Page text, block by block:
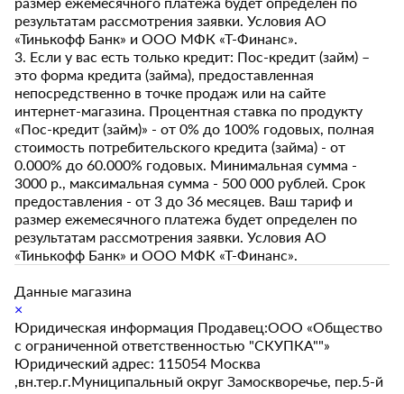
результатам рассмотрения заявки. Условия АО
«Тинькофф Банк» и ООО МФК «Т-Финанс».
3. Если у вас есть только кредит: Пос-кредит (займ) –
это форма кредита (займа), предоставленная
непосредственно в точке продаж или на сайте
интернет-магазина. Процентная ставка по продукту
«Пос-кредит (займ)» - от 0% до 100% годовых, полная
стоимость потребительского кредита (займа) - от
0.000% до 60.000% годовых. Минимальная сумма -
3000 р., максимальная сумма - 500 000 рублей. Срок
предоставления - от 3 до 36 месяцев. Ваш тариф и
размер ежемесячного платежа будет определен по
результатам рассмотрения заявки. Условия АО
«Тинькофф Банк» и ООО МФК «Т-Финанс».
Данные магазина
×
Юридическая информация Продавец:ООО «Общество
с ограниченной ответственностью "СКУПКА""»
Юридический адрес: 115054 Москва
,вн.тер.г.Муниципальный округ Замоскворечье, пер.5-й